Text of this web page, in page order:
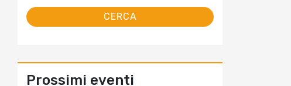
Prossimi eventi